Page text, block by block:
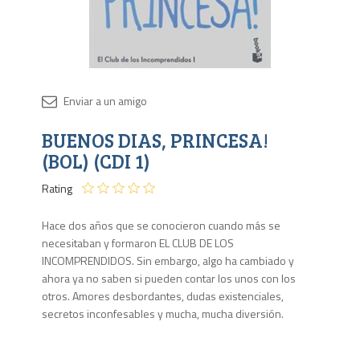
BUENOS DIAS, PRINCESA!
(BOL) (CDI 1)
Rating
Hace dos años que se conocieron cuando más se
necesitaban y formaron EL CLUB DE LOS
INCOMPRENDIDOS. Sin embargo, algo ha cambiado y
ahora ya no saben si pueden contar los unos con los
otros. Amores desbordantes, dudas existenciales,
secretos inconfesables y mucha, mucha diversión.